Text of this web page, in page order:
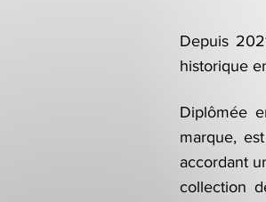
Depuis
historique
Diplômée
marque,
accordant
collection